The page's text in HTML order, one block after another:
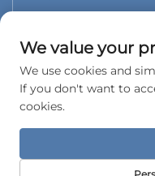
Πνευματικά
We value your
We use cookies and
If you don't want to
cookies.